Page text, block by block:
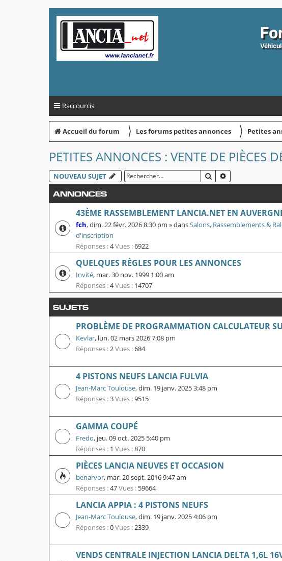
Raccourcis
Accueil du forum 〉 Les forums petites annonces 〉 Petites
PETITES ANNONCES : VENTE DE PIÈCES
NOUVEAU SUJET RECHERCHER
ANNONCES
43ÈME RASSEMBLEMENT LANCIA.NET EN
fch,dim. 22 févr. 2026 8:30 pm » dansSalons, Rassemblements &
d'inscription
Réponses :4Vues :6922
QUELQUES RÈGLES POUR LES ANNONCES
Invité, mar. 30 nov. 1999 1:00 am
Réponses :4Vues : 14707
SUJETS
PROBLÈME DE PROGRAMMATION CALCULATEUR
Kevlar, lun. 02 mars 2026 7:08 pm
Réponses : 2Vues :684
4 PISTONS NEUFS LANCIA FULVIA
Jean-Marc Toulouse,dim. 19 janv. 2025 3:48 pm
Réponses :3Vues :9515
GAMMA COUPÉ
Fredo, jeu. 09 oct. 2025 5:40 pm
Réponses : 1 Vues :870
PIÈCES LANCIA NEUVES ET OCCASION
benarvor, mar. 20 sept. 2016 9:47 am
Réponses :47Vues : 59664
LANCIA APPIA : 4 PISTONS NEUFS
Jean-Marc Toulouse,dim. 19 janv. 2025 4:06 pm
Réponses :0Vues : 2339
VENDS CENTRALE INJECTION LANCIA DELTA 1,6L